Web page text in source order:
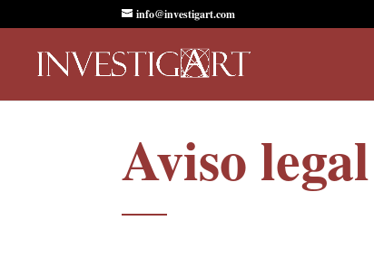
info@investigart.com
Aviso legal